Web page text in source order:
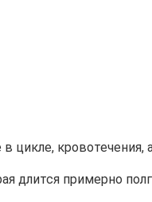
цикле,
длится примерно